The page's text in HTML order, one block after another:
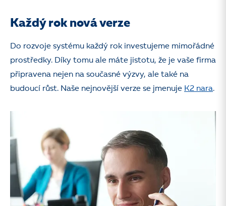
Každý rok nová verze
Do rozvoje systému každý rok investujeme mimořádné
prostředky. Díky tomu ale máte jistotu, že je vaše firma
připravena nejen na současné výzvy, ale také na
budoucí růst. Naše nejnovější verze se jmenuje K2 nara.